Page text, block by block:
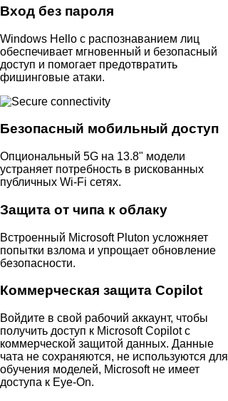
Вход без пароля
Windows Hello с распознаванием лиц
обеспечивает мгновенный и безопасный
доступ и помогает предотвратить
фишинговые атаки.
Безопасный мобильный доступ
Опциональный 5G на 13.8" модели
устраняет потребность в рискованных
публичных Wi‑Fi сетях.
Защита от чипа к облаку
Встроенный Microsoft Pluton усложняет
попытки взлома и упрощает обновление
безопасности.
Коммерческая защита Copilot
Войдите в свой рабочий аккаунт, чтобы
получить доступ к Microsoft Copilot с
коммерческой защитой данных. Данные
чата не сохраняются, не используются для
обучения моделей, Microsoft не имеет
доступа к Eye‑On.